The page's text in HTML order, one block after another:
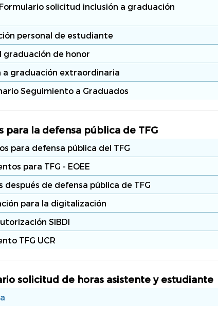
Formulario solicitud inclusión a graduación
personal de estudiante
graduación de honor
a graduación extraordinaria
Seguimiento a Graduados
para la defensa pública de TFG
para defensa pública del TFG
para TFG - EOEE
después de defensa pública de TFG
para la digitalización
SIBDI
TFG UCR
solicitud de horas asistente y estudiante